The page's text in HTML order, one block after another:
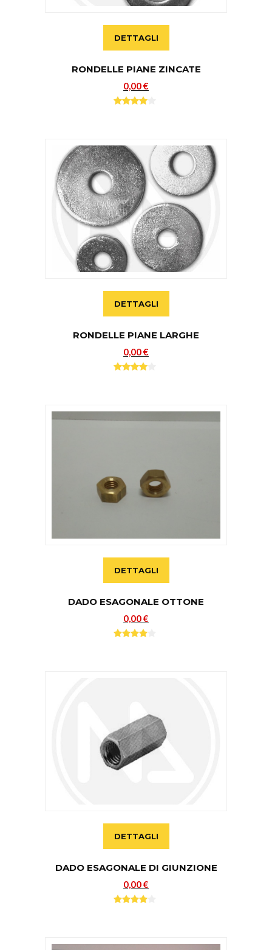
DETTAGLI
RONDELLE PIANE ZINCATE
0,00 €
DETTAGLI
RONDELLE PIANE LARGHE
0,00 €
DETTAGLI
DADO ESAGONALE OTTONE
0,00 €
DETTAGLI
DADO ESAGONALE DI GIUNZIONE
0,00 €